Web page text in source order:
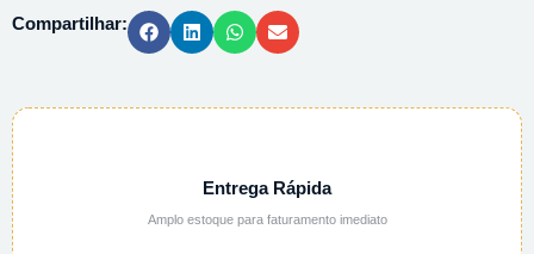
quantidade
Compartilhar:
Entrega Rápida
Amplo estoque para faturamento imediato